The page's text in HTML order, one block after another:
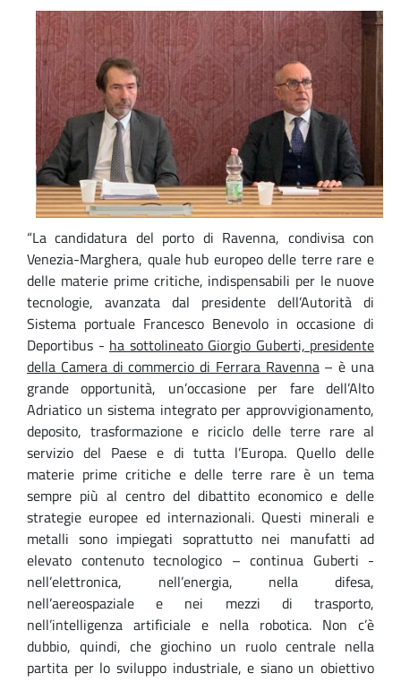
Immagine
“La candidatura del porto di Ravenna, condivisa con
Venezia-Marghera, quale hub europeo delle terre rare e
delle materie prime critiche, indispensabili per le nuove
tecnologie, avanzata dal presidente dell’Autorità di
Sistema portuale Francesco Benevolo in occasione di
Deportibus - ha sottolineato Giorgio Guberti, presidente
della Camera di commercio di Ferrara Ravenna– è una
grande opportunità, un’occasione per fare dell’Alto
Adriatico un sistema integrato per approvvigionamento,
deposito, trasformazione e riciclo delle terre rare al
servizio del Paese e di tutta l’Europa. Quello delle
materie prime critiche e delle terre rare è un tema
sempre più al centro del dibattito economico e delle
strategie europee ed internazionali. Questi minerali e
metalli sono impiegati soprattutto nei manufatti ad
elevato contenuto tecnologico – continua Guberti -
nell’elettronica, nell’energia, nella difesa,
nell’aereospaziale e nei mezzi di trasporto,
nell’intelligenza artificiale e nella robotica. Non c’è
dubbio, quindi, che giochino un ruolo centrale nella
partita per lo sviluppo industriale, e siano un obiettivo